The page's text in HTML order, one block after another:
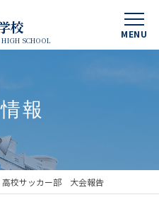
MENU
校
SCHOOL
報
高校サッカー部 大会報告